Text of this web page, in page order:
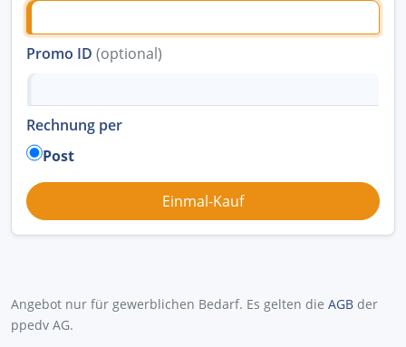
Promo ID (optional)
Rechnung per
Post
Angebot nur für gewerblichen Bedarf. Es gelten die AGB der
ppedv AG.